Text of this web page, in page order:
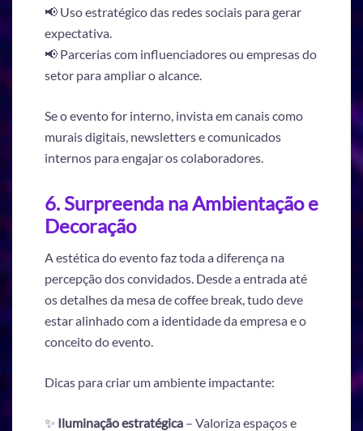
📢 Uso estratégico das redes sociais para gerar
expectativa.
📢 Parcerias com influenciadores ou empresas do
setor para ampliar o alcance.
Se o evento for interno, invista em canais como
murais digitais, newsletters e comunicados
internos para engajar os colaboradores.
6. Surpreenda na Ambientação e
Decoração
A estética do evento faz toda a diferença na
percepção dos convidados. Desde a entrada até
os detalhes da mesa de coffee break, tudo deve
estar alinhado com a identidade da empresa e o
conceito do evento.
Dicas para criar um ambiente impactante:
✨ Iluminação estratégica – Valoriza espaços e